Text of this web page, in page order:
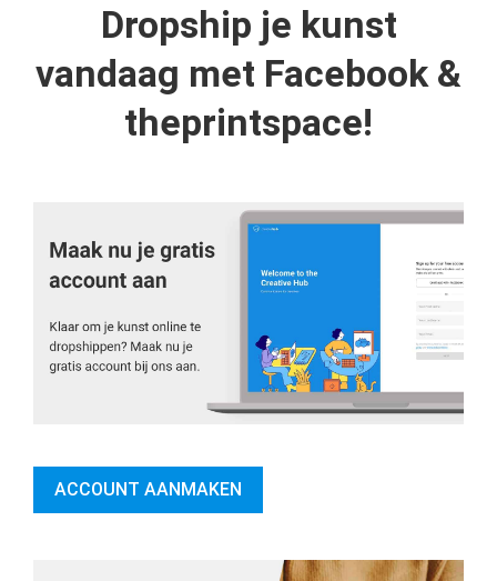
Dropship je kunst
vandaag met Facebook &
theprintspace!
ACCOUNT AANMAKEN